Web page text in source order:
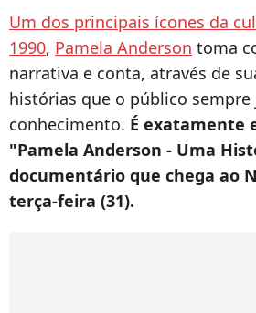
Um dos principais ícones da
1990, Pamela Anderson toma
narrativa e conta, através de
histórias que o público
conhecimento. É exatamente
"Pamela Anderson - Uma
documentário que chega ao
terça-feira (31).